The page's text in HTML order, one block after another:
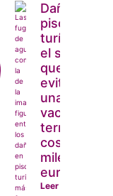
Daños en
pisos
turísticos,
el seguro
que puede
evitar que
unas
vacaciones
terminen
costándote
miles de
euros
Leer más